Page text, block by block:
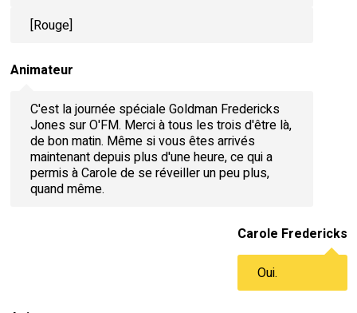
[Rouge]
Animateur
C'est la journée spéciale Goldman Fredericks
Jones sur O'FM. Merci à tous les trois d'être là,
de bon matin. Même si vous êtes arrivés
maintenant depuis plus d'une heure, ce qui a
permis à Carole de se réveiller un peu plus,
quand même.
Carole Fredericks
Oui.